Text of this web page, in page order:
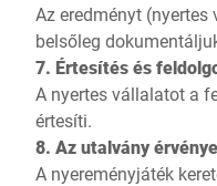
Az eredményt
belsőleg
7. Értesítés és
A nyertes vállalatot a
értesíti.
8. Az utalvány
A nyereményjáték